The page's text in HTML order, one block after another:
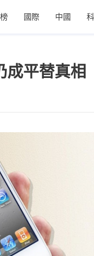
國際 中國
成平替真